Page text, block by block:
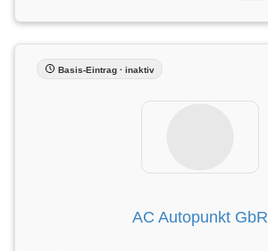
Basis-Eintrag · inaktiv
AC Autopunkt GbR